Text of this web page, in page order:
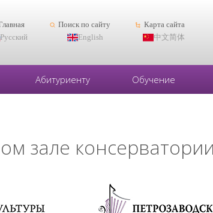
Поиск по сайту
Карта сайта
Русский
English 中文简体
Абитуриенту Обучение
зале консерватории